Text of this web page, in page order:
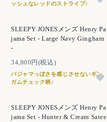
ッシュなレッドのストライプ♪
SLEEPY JONESメンズ Henry Pa
jama Set - Large Navy Gingham
-
34,800円(税込)
パジャマっぽさを感じさせないギン
ガムチェック柄♪
SLEEPY JONESメンズ Henry Pa
jama Set - Hunter & Cream Satee